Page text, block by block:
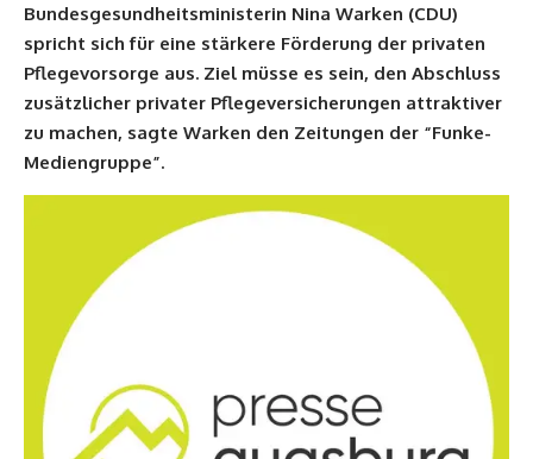
Bundesgesundheitsministerin Nina Warken (CDU)
spricht sich für eine stärkere Förderung der privaten
Pflegevorsorge aus. Ziel müsse es sein, den Abschluss
zusätzlicher privater Pflegeversicherungen attraktiver
zu machen, sagte Warken den Zeitungen der “Funke-
Mediengruppe”.